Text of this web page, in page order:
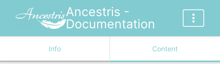
Ancestris -
Documentation
Info Content